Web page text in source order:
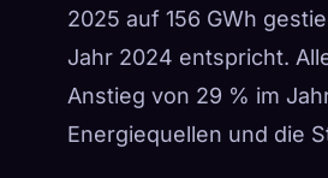
2025 auf 156 GWh
Jahr 2024 entspricht.
Anstieg von 29 % im
Energiequellen und die